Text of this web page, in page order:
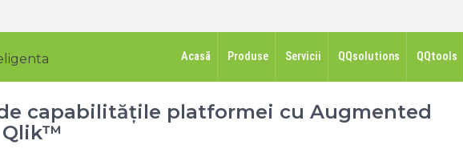
Acasă Produse Servicii QQsolutions QQtools
capabilitățile platformei cu Augmented
Qlik™